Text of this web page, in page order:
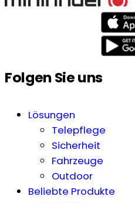
Folgen Sie uns
Lösungen
Telepflege
Sicherheit
Fahrzeuge
Outdoor
Beliebte Produkte